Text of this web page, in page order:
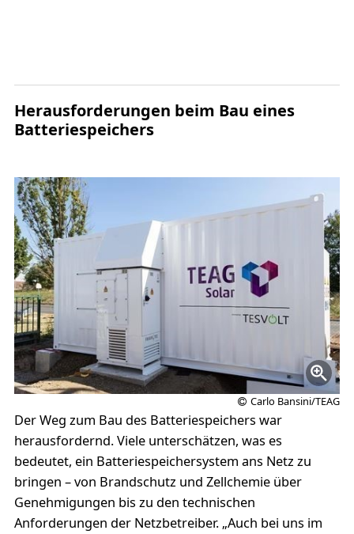
Herausforderungen beim Bau eines
Batteriespeichers
Carlo Bansini/TEAG
Der Weg zum Bau des Batteriespeichers war
herausfordernd. Viele unterschätzen, was es
bedeutet, ein Batteriespeichersystem ans Netz zu
bringen – von Brandschutz und Zellchemie über
Genehmigungen bis zu den technischen
Anforderungen der Netzbetreiber. „Auch bei uns im